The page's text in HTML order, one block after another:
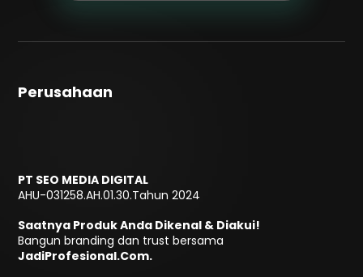
Perusahaan
PT SEO MEDIA DIGITAL
AHU-031258.AH.01.30.Tahun 2024
Saatnya Produk Anda Dikenal & Diakui!
Bangun branding dan trust bersama
JadiProfesional.Com.